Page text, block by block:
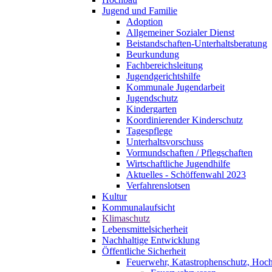
Jugend und Familie
Adoption
Allgemeiner Sozialer Dienst
Beistandschaften-Unterhaltsberatung
Beurkundung
Fachbereichsleitung
Jugendgerichtshilfe
Kommunale Jugendarbeit
Jugendschutz
Kindergarten
Koordinierender Kinderschutz
Tagespflege
Unterhaltsvorschuss
Vormundschaften / Pflegschaften
Wirtschaftliche Jugendhilfe
Aktuelles - Schöffenwahl 2023
Verfahrenslotsen
Kultur
Kommunalaufsicht
Klimaschutz
Lebensmittelsicherheit
Nachhaltige Entwicklung
Öffentliche Sicherheit
Feuerwehr, Katastrophenschutz,